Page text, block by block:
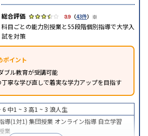
3.9 （43件） ※
科目ごとの能力別授業と55段階個別指導で大学入
試を対策
ポイント
ブル教育が受講可能
寧な学び直しで着実な学力アップを目指す
6 中1 ~ 3 高1 ~ 3 浪人生
導(1対1) 集団授業 オンライン指導 自立学習
業